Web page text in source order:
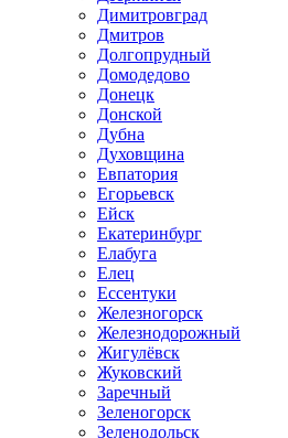
Димитровград
Дмитров
Долгопрудный
Домодедово
Донецк
Донской
Дубна
Духовщина
Евпатория
Егорьевск
Ейск
Екатеринбург
Елабуга
Елец
Ессентуки
Железногорск
Железнодорожный
Жигулёвск
Жуковский
Заречный
Зеленогорск
Зеленодольск